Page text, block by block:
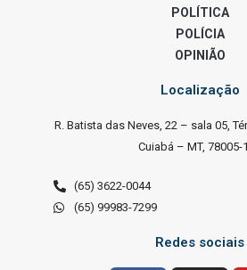
POLÍTICA
POLÍCIA
OPINIÃO
Localização
R. Batista das Neves, 22 – sala 05,
Cuiabá – MT, 78005-
(65) 3622-0044
(65) 99983-7299
Redes sociais